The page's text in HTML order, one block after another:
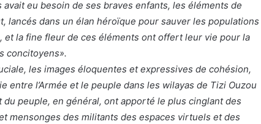
eu besoin de ses braves enfants, les éléments de
lancés dans un élan héroïque pour sauver les populations
et la fine fleur de ces éléments ont offert leur vie pour la
concitoyens».
les images éloquentes et expressives de cohésion,
entre l’Armée et le peuple dans les wilayas de Tizi Ouzou
du peuple, en général, ont apporté le plus cinglant des
mensonges des militants des espaces virtuels et des